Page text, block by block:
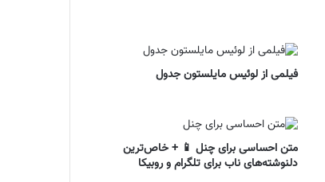
فیلمی از لوئیس مایلستون جدول
متن احساسی برای چنل 📱 + خاص‌ترین
دلنوشته‌های ناب برای تلگرام و روبیکا